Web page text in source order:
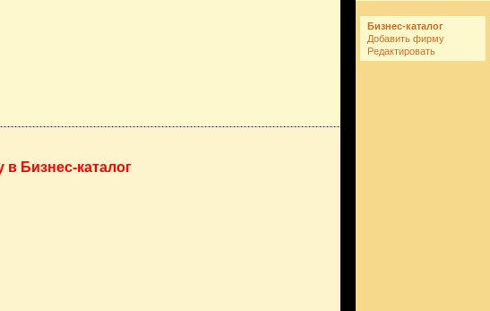
Бизнес-каталог
Добавить фирму
Редактировать
Бизнес-каталог